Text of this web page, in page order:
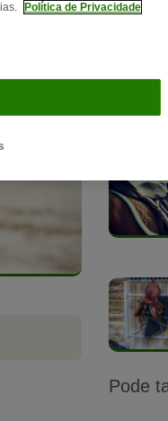
Pode
Política de Privacidade